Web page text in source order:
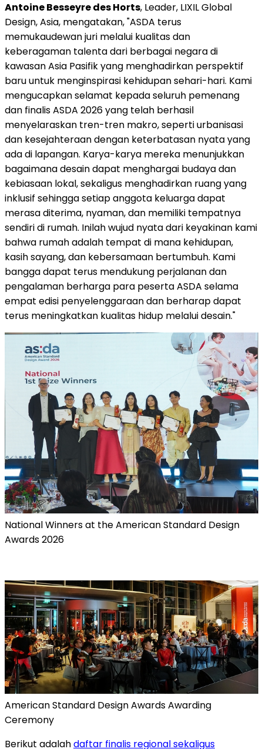
Antoine Besseyre des Horts, Leader, LIXIL Global
Design, Asia, mengatakan, "ASDA terus
memukaudewan juri melalui kualitas dan
keberagaman talenta dari berbagai negara di
kawasan Asia Pasifik yang menghadirkan perspektif
baru untuk menginspirasi kehidupan sehari-hari. Kami
mengucapkan selamat kepada seluruh pemenang
dan finalis ASDA 2026 yang telah berhasil
menyelaraskan tren-tren makro, seperti urbanisasi
dan kesejahteraan dengan keterbatasan nyata yang
ada di lapangan. Karya-karya mereka menunjukkan
bagaimana desain dapat menghargai budaya dan
kebiasaan lokal, sekaligus menghadirkan ruang yang
inklusif sehingga setiap anggota keluarga dapat
merasa diterima, nyaman, dan memiliki tempatnya
sendiri di rumah. Inilah wujud nyata dari keyakinan kami
bahwa rumah adalah tempat di mana kehidupan,
kasih sayang, dan kebersamaan bertumbuh. Kami
bangga dapat terus mendukung perjalanan dan
pengalaman berharga para peserta ASDA selama
empat edisi penyelenggaraan dan berharap dapat
terus meningkatkan kualitas hidup melalui desain."
National Winners at the American Standard Design
Awards 2026
American Standard Design Awards Awarding
Ceremony
Berikut adalahdaftar finalis regional sekaligus